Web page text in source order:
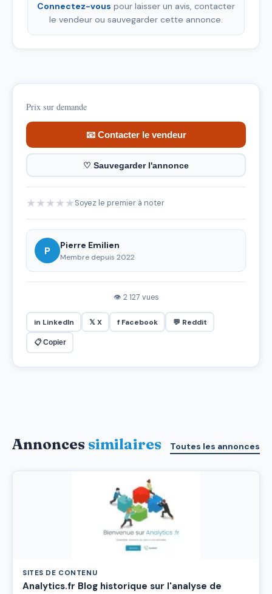
Connectez-vous pour laisser un avis, contacter
le vendeur ou sauvegarder cette annonce.
Prix sur demande
📧 Contacter le vendeur
♡ Sauvegarder l'annonce
★★★★★Soyez le premier à noter
P Pierre Emilien
Membre depuis 2022
👁 2 127 vues
in LinkedIn 𝕏 X f Facebook 💬 Reddit
📋 Copier
Annonces similaires Toutes les annonces
SITES DE CONTENU
Analytics.fr Blog historique sur l'analyse de